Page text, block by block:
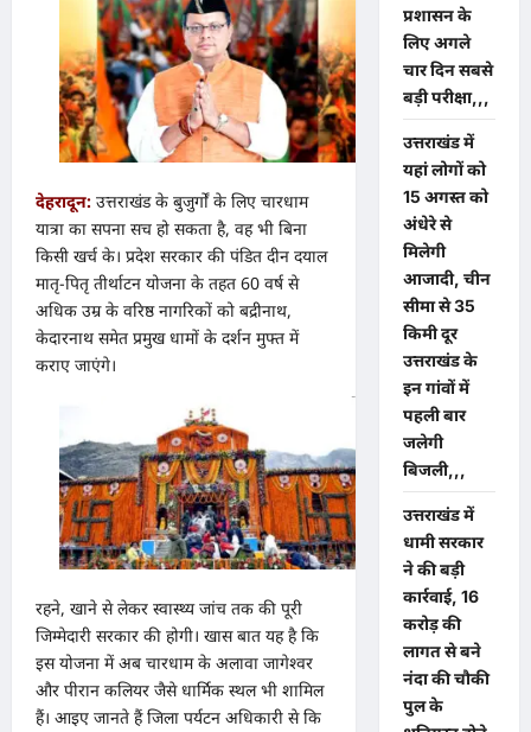
देहरादून: उत्तराखंड के बुजुर्गों के लिए चारधाम
यात्रा का सपना सच हो सकता है, वह भी बिना
किसी खर्च के। प्रदेश सरकार की पंडित दीन दयाल
मातृ-पितृ तीर्थाटन योजना के तहत 60 वर्ष से
अधिक उम्र के वरिष्ठ नागरिकों को बद्रीनाथ,
केदारनाथ समेत प्रमुख धामों के दर्शन मुफ्त में
कराए जाएंगे।
रहने, खाने से लेकर स्वास्थ्य जांच तक की पूरी
जिम्मेदारी सरकार की होगी। खास बात यह है कि
इस योजना में अब चारधाम के अलावा जागेश्वर
और पीरान कलियर जैसे धार्मिक स्थल भी शामिल
हैं। आइए जानते हैं जिला पर्यटन अधिकारी से कि
प्रशासन के
लिए अगले
चार दिन सबसे
बड़ी परीक्षा,,,
उत्तराखंड में
यहां लोगों को
15 अगस्त को
अंधेरे से
मिलेगी
आजादी, चीन
सीमा से 35
किमी दूर
उत्तराखंड के
इन गांवों में
पहली बार
जलेगी
बिजली,,,
उत्तराखंड में
धामी सरकार
ने की बड़ी
कार्रवाई, 16
करोड़ की
लागत से बने
नंदा की चौकी
पुल के